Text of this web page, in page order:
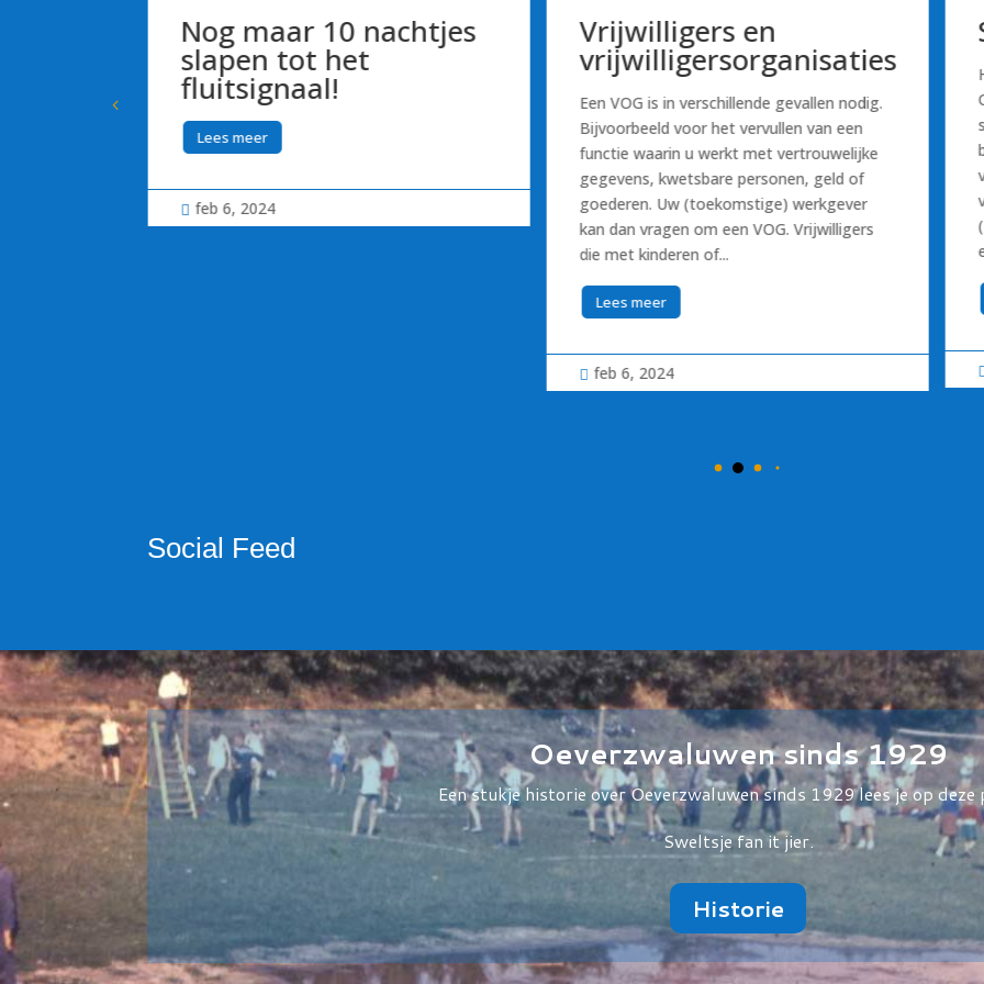
Nog maar 10 nachtjes
slapen tot het
fluitsignaal!
Lees meer
 feb 6, 2024
Vrijwilligers en
vrijwilligersorganisaties
Een VOG is in verschillende gevallen nodig.
Bijvoorbeeld voor het vervullen van een
functie waarin u werkt met vertrouwelijke
gegevens, kwetsbare personen, geld of
goederen. Uw (toekomstige) werkgever
kan dan vragen om een VOG. Vrijwilligers
die met kinderen of...
Lees meer
 feb 6, 2024
Social Feed
Oeverzwaluwen sinds 1929
Een stukje historie over Oeverzwaluwen sinds 1929 lees je op deze
Sweltsje fan it jier.
Historie